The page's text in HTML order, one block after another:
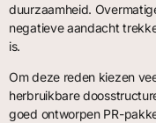
duurzaamheid.
negatieve aandacht
is.
Om deze reden kiezen
herbruikbare
goed ontworpen PR-